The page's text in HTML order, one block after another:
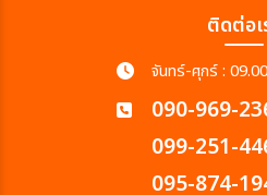
ติดต่อเ
จันทร์-ศุกร์ :
090-969-
099-251-
095-874-